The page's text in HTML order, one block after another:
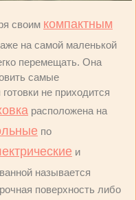
своим компактным
на самой маленькой
перемещать. Она
самые
не приходится
расположена на
по
и
называется
поверхность либо